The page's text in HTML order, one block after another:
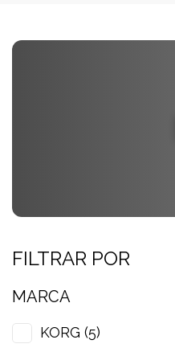
FILTRAR POR
MARCA
KORG (5)